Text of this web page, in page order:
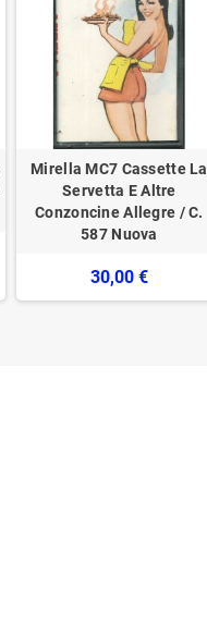
Mirella MC7 Cassette La
Servetta E Altre
Conzoncine Allegre / C.
587 Nuova
30,00 €